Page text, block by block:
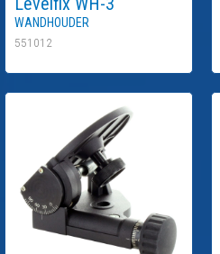
Wandhouder
551012